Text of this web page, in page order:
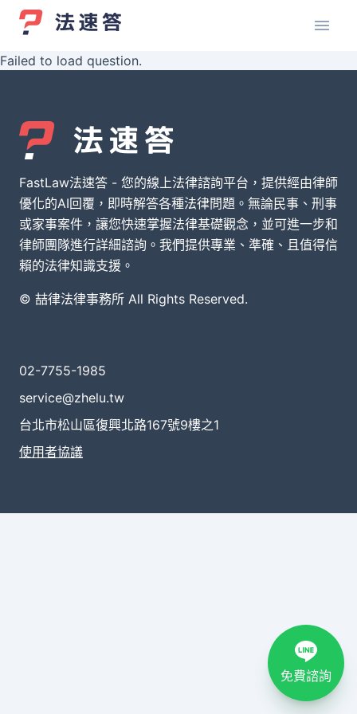
Failed to load question.
FastLaw法速答 - 您的線上法律諮詢平台，提供經由律師
優化的AI回覆，即時解答各種法律問題。無論民事、刑事
或家事案件，讓您快速掌握法律基礎觀念，並可進一步和
律師團隊進行詳細諮詢。我們提供專業、準確、且值得信
賴的法律知識支援。
© 喆律法律事務所 All Rights Reserved.
02-7755-1985
service@zhelu.tw
台北市松山區復興北路167號9樓之1
使用者協議
免費諮詢